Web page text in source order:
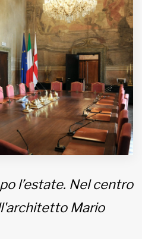
C.
l’estate. Nel centro
Mario